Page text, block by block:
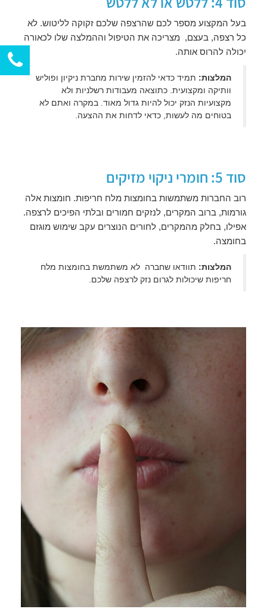
בעל המקצוע מספר לכם שהרצפה שלכם זקוקה לליטוש. לא
כל רצפה, בעצם, מצריכה את הטיפול וההמלצה שלו לכאורה
יכולה להרוס אותה.
המלצות: תמיד כדאי להזמין שירות מחברת ניקיון ופוליש
וותיקה ומקצועית. כתוצאה מעבודות רשלניות ולא
מקצועיות הנזק יכול להיות גדול מאוד. במקרה ואתם לא
בטוחים מה לעשות, כדאי לדחות את ההצעה.
סוד 5: חומרי ניקוי מזיקים
רוב החברות משתמשות בחומצות מלח חריפות. חומצות אלה
גורמות, ברוב המקרים, לנזקים חמורים ובלתי הפיכים לרצפה.
אפילו, בחלק מהמקרים, לחורים הנוצרים עקב שימוש מוגזם
בחומצה.
המלצות: תוודאו שחברה לא משתמשת בחומצות מלח
חריפות שיכולות לגרום נזק לרצפה שלכם.